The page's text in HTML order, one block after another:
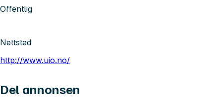
Offentlig
Nettsted
http://www.uio.no/
Del annonsen